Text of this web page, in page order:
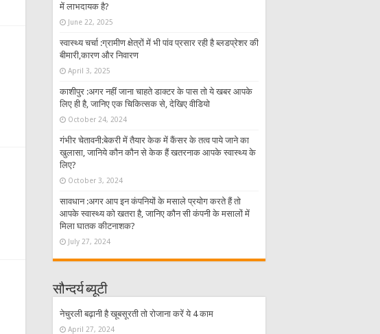
में लाभदायक है?
June 22, 2025
स्वास्थ्य चर्चा :ग्रामीण क्षेत्रों में भी पांव प्रसार रही है ब्लडप्रेशर की
बीमारी,कारण और निवारण
April 3, 2025
काशीपुर :अगर नहीं जाना चाहते डाक्टर के पास तो ये खबर आपके
लिए ही है, जानिए एक चिकित्सक से, देखिए वीडियो
October 24, 2024
गंभीर चेतावनी:बेकरी में तैयार केक में कैंसर के तत्व पाये जाने का
खुलासा, जानिये कौन कौन से केक हैं खतरनाक आपके स्वास्थ्य के
लिए?
October 3, 2024
सावधान :अगर आप इन कंपनियों के मसाले प्रयोग करते हैं तो
आपके स्वास्थ्य को खतरा है, जानिए कौन सी कंपनी के मसालों में
मिला घातक कीटनाशक?
July 27, 2024
सौन्दर्य ब्यूटी
नेचुरली बढ़ानी है खूबसूरती तो रोजाना करें ये 4 काम
April 27, 2024